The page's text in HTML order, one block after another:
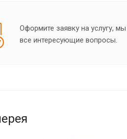
Оформите заявку на услугу,
все интересующие вопросы.